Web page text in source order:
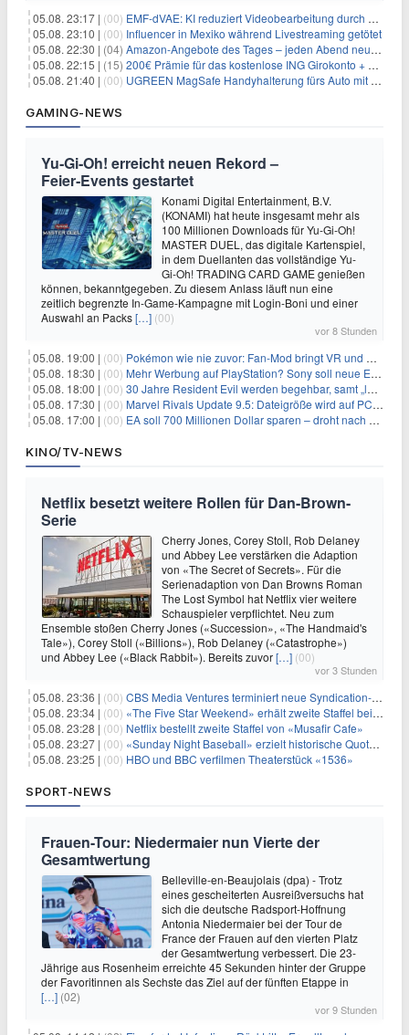
05.08. 23:17 | (00) EMF-dVAE: KI reduziert Videobearbeitung durch audio-gesteuerte Bildauswahl um 65%
05.08. 23:10 | (00) Influencer in Mexiko während Livestreaming getötet
05.08. 22:30 | (04) Amazon-Angebote des Tages – jeden Abend neue Deals zum Stöbern
05.08. 22:15 | (15) 200€ Prämie für das kostenlose ING Girokonto + gratis Visa + 3,75% Zinsen
05.08. 21:40 | (00) UGREEN MagSafe Handyhalterung fürs Auto mit 20 N52-Magneten für 7,96€
GAMING-NEWS
Yu‑Gi‑Oh! erreicht neuen Rekord –
Feier‑Events gestartet
Konami Digital Entertainment, B.V.
(KONAMI) hat heute insgesamt mehr als
100 Millionen Downloads für Yu-Gi-Oh!
MASTER DUEL, das digitale Kartenspiel,
in dem Duellanten das vollständige Yu-
Gi-Oh! TRADING CARD GAME genießen
können, bekanntgegeben. Zu diesem Anlass läuft nun eine
zeitlich begrenzte In-Game-Kampagne mit Login-Boni und einer
Auswahl an Packs[…] (00)
vor 8 Stunden
05.08. 19:00 | (00) Pokémon wie nie zuvor: Fan-Mod bringt VR und Ego-Perspektive nach Kanto
05.08. 18:30 | (00) Mehr Werbung auf PlayStation? Sony soll neue Einnahmequellen prüfen
05.08. 18:00 | (00) 30 Jahre Resident Evil werden begehbar, samt „lebensgroßem Leon“
05.08. 17:30 | (00) Marvel Rivals Update 9.5: Dateigröße wird auf PC und Konsolen deutlich reduziert
05.08. 17:00 | (00) EA soll 700 Millionen Dollar sparen – droht nach der Übernahme die nächste Entlassungswelle?
KINO/TV-NEWS
Netflix besetzt weitere Rollen für Dan-Brown-
Serie
Cherry Jones, Corey Stoll, Rob Delaney
und Abbey Lee verstärken die Adaption
von «The Secret of Secrets». Für die
Serienadaption von Dan Browns Roman
The Lost Symbol hat Netflix vier weitere
Schauspieler verpflichtet. Neu zum
Ensemble stoßen Cherry Jones («Succession», «The Handmaid's
Tale»), Corey Stoll («Billions»), Rob Delaney («Catastrophe»)
und Abbey Lee («Black Rabbit»). Bereits zuvor[…] (00)
vor 3 Stunden
05.08. 23:36 | (00) CBS Media Ventures terminiert neue Syndication-Formate
05.08. 23:34 | (00) «The Five Star Weekend» erhält zweite Staffel bei Peacock
05.08. 23:28 | (00) Netflix bestellt zweite Staffel von «Musafir Cafe»
05.08. 23:27 | (00) «Sunday Night Baseball» erzielt historische Quotenserie für NBC
05.08. 23:25 | (00) HBO und BBC verfilmen Theaterstück «1536»
SPORT-NEWS
Frauen-Tour: Niedermaier nun Vierte der
Gesamtwertung
Belleville-en-Beaujolais (dpa) - Trotz
eines gescheiterten Ausreißversuchs hat
sich die deutsche Radsport-Hoffnung
Antonia Niedermaier bei der Tour de
France der Frauen auf den vierten Platz
der Gesamtwertung verbessert. Die 23-
Jährige aus Rosenheim erreichte 45 Sekunden hinter der Gruppe
der Favoritinnen als Sechste das Ziel auf der fünften Etappe in
[…] (02)
vor 9 Stunden